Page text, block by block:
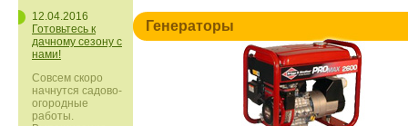
12.04.2016
Готовьтесь к
дачному сезону с
нами!
Совсем скоро
начнутся садово-
огородные
работы.
Генераторы